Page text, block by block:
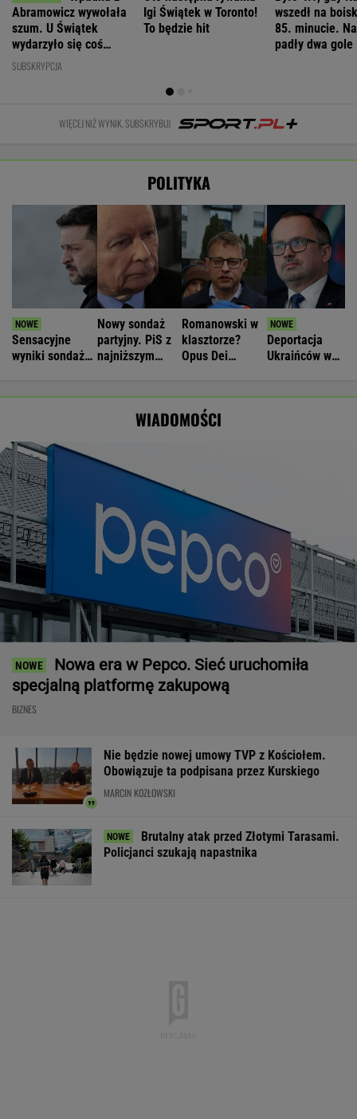
Abramowicz wywołała
szum. U Świątek
wydarzyło się coś
ważniejszego
SUBSKRYPCJA
Igi Świątek w Toronto!
To będzie hit
wszedł na
85. minucie.
padły dwa gole
WIĘCEJ NIŻ WYNIK. SUBSKRYBUJ
POLITYKA
Sensacyjne
wyniki sondażu
Nowy sondaż
partyjny. PiS z
najniższym
Romanowski w
klasztorze?
Opus Dei
Deportacja
Ukraińców w
WIADOMOŚCI
Nowa era w Pepco. Sieć uruchomiła
specjalną platformę zakupową
BIZNES
Nie będzie nowej umowy TVP z Kościołem.
Obowiązuje ta podpisana przez Kurskiego
MARCIN KOZŁOWSKI
Brutalny atak przed Złotymi Tarasami.
Policjanci szukają napastnika